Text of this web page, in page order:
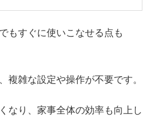
もすぐに使いこなせる点も
複雑な設定や操作が不要です。
なり、家事全体の効率も向上し